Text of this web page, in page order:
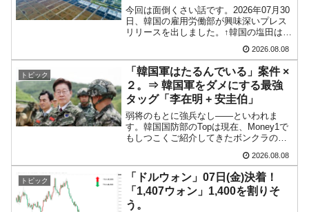
『Money1』
韓国「ここは北朝鮮なのか。選管がサーバー
にウソのデータを入力したのは明白だ」
『Money1』
韓国･李在明さっそく不動産対策で浅薄な発
言。
『Money1』
韓国は「中国と同じく」投資に不適格な国
だ。
『韓国銀行』が「金の保有量を増やします」
『Money1』
韓国･外為取引量「1日当たり1,214.4億ドル」
まで拡大 ⇒ 海外資金の動きに強く左右される状態
ル
今回は面倒くさい話です。2026年07月30
日、韓国の雇用労働部が興味深いプレス
リリースを出しました。↑韓国の塩田は島
嶼部に多く、劣悪な環境が一般に見られ
ることが少ないため、事件の発覚を妨げ
たといわれます（後述）。これは、いわ
ゆる「塩田奴隷...
2026.08.08
トピック
「韓国軍はたるんでいる」案件 ×
２。⇒ 韓国軍をダメにする最強
タッグ「李在明 + 安圭伯」
弱将のもとに強兵なし――といわれま
す。韓国国防部のTopは現在、Money1で
もしつこくご紹介してきたボンクラの安
的無知蒙昧な李在明（イ・ジェミョン）
さんと「韓国初の文官上がり」の国防部
長官安圭伯（アン...
2026.08.08
トピック
「ドルウォン」07日(金)決着！
「1,407ウォン」1,400を割りそ
う。